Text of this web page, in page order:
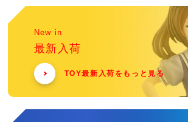
New in
最新入荷
TOY最新入荷をもっと見る